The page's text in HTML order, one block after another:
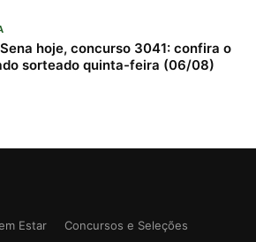
hoje, concurso 3041: confira o
sorteado quinta-feira (06/08)
Estar
Concursos e Seleções